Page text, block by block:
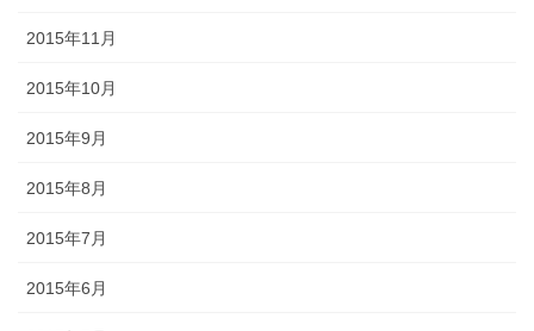
2015年11月
2015年10月
2015年9月
2015年8月
2015年7月
2015年6月